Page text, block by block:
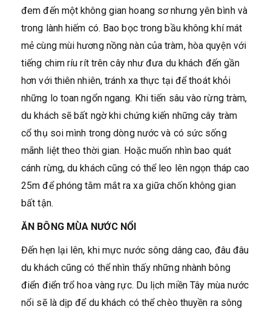
đem đến một không gian hoang sơ nhưng yên bình và
trong lành hiếm có. Bao bọc trong bầu không khí mát
mẻ cùng mùi hương nồng nàn của tràm, hòa quyện với
tiếng chim ríu rít trên cây như đưa du khách đến gần
hơn với thiên nhiên, tránh xa thực tại để thoát khỏi
những lo toan ngổn ngang. Khi tiến sâu vào rừng tràm,
du khách sẽ bất ngờ khi chứng kiến những cây tràm
cổ thụ soi mình trong dòng nước và có sức sống
mãnh liệt theo thời gian. Hoặc muốn nhìn bao quát
cánh rừng, du khách cũng có thể leo lên ngọn tháp cao
25m để phóng tằm mắt ra xa giữa chốn không gian
bất tận.
ĂN BÔNG MÙA NƯỚC NỔI
Đến hẹn lại lên, khi mực nước sông dâng cao, đâu đâu
du khách cũng có thể nhìn thấy những nhành bông
điển điển trổ hoa vàng rực. Du lịch miền Tây mùa nước
nổi sẽ là dịp để du khách có thể chèo thuyền ra sông